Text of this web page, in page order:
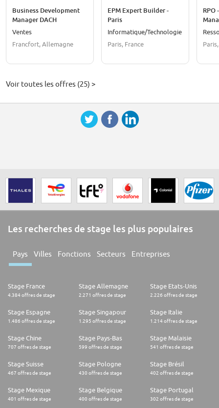
Business Development
Manager DACH
Ventes
Francfort, Allemagne
EPM Expert Builder -
Paris
Informatique/Technologie
Paris, France
RPO
Voir toutes les offres (25) >
Les recherches de stage les plus populaires
Pays Villes Fonctions Secteurs Entreprises
Stage France
4.384 offres de stage
Stage Allemagne
2.271 offres de stage
Stage Etats-Unis
2.226 offres de stage
Stage Espagne
1.486 offres de stage
Stage Singapour
1.295 offres de stage
Stage Italie
1.214 offres de stage
Stage Chine
707 offres de stage
Stage Pays-Bas
599 offres de stage
Stage Malaisie
541 offres de stage
Stage Suisse
467 offres de stage
Stage Pologne
430 offres de stage
Stage Brésil
402 offres de stage
Stage Mexique
401 offres de stage
Stage Belgique
400 offres de stage
Stage Portugal
302 offres de stage